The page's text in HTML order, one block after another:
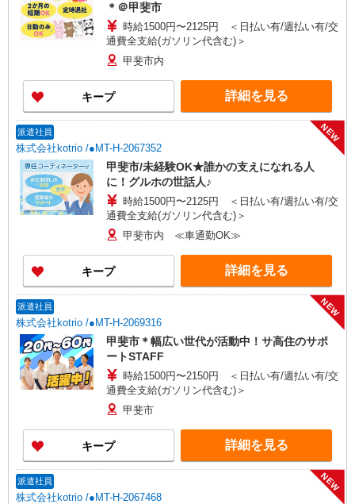
＊＠甲斐市
時給1500円〜2125円 ＜日払い有/週払い有/交
通費全支給(ガソリン代含む)＞
甲斐市内
キープ 詳細を見る
派遣社員
株式会社kotrio /●MT-H-2067352
NEW
甲斐市/未経験OK★誰かの支えになれる人
に！グルホの世話人♪
時給1500円〜2125円 ＜日払い有/週払い有/交
通費全支給(ガソリン代含む)＞
甲斐市内 ≪車通勤OK≫
キープ 詳細を見る
派遣社員
株式会社kotrio /●MT-H-2069316
NEW
甲斐市＊幅広い世代が活動中！サ高住のサポ
ートSTAFF
時給1500円〜2150円 ＜日払い有/週払い有/交
通費全支給(ガソリン代含む)＞
甲斐市
キープ 詳細を見る
派遣社員
株式会社kotrio /●MT-H-2067468
NEW